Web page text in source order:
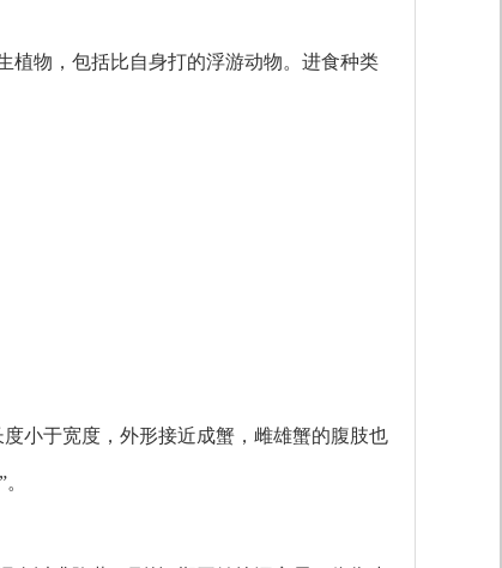
植物，包括比自身打的浮游动物。进食种类
小于宽度，外形接近成蟹，雌雄蟹的腹肢也